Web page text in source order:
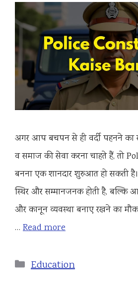
अगर आप बचपन से ही वर्दी पहनने
व समाज की सेवा करना चाहते हैं, तो
बनना एक शानदार शुरुआत हो सकती
स्थिर और सम्मानजनक होती है, बल्कि
और कानून व्यवस्था बनाए रखने का
… Read more
Categories
Education